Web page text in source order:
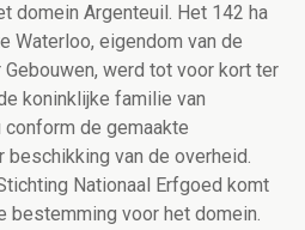
domein Argenteuil. Het 142 ha
Waterloo, eigendom van de
werd tot voor kort ter
koninklijke familie van
conform de gemaakte
van de overheid.
Nationaal Erfgoed komt
bestemming voor het domein.